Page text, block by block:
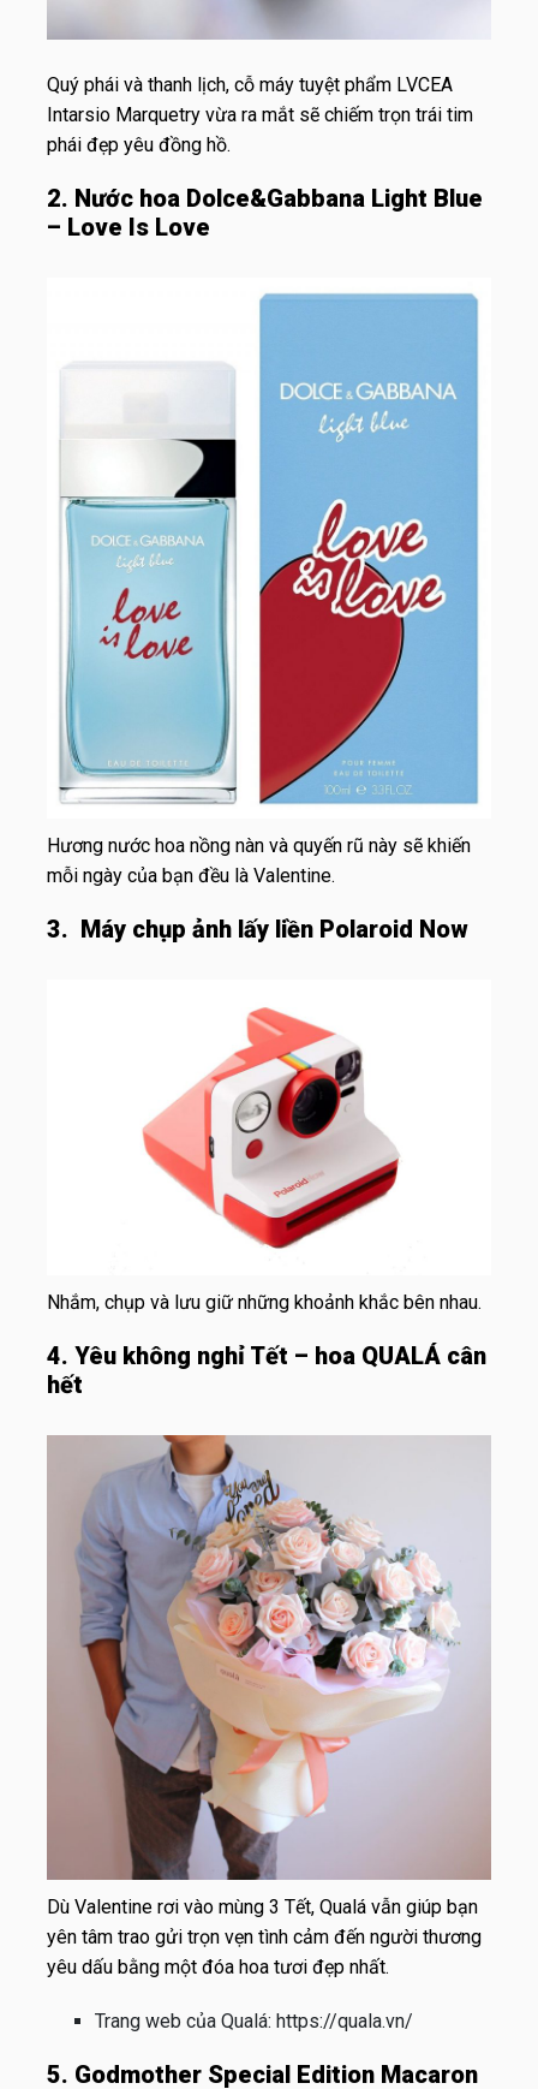
Quý phái và thanh lịch, cỗ máy tuyệt phẩm LVCEA
Intarsio Marquetry vừa ra mắt sẽ chiếm trọn trái tim
phái đẹp yêu đồng hồ.
2. Nước hoa Dolce&Gabbana Light Blue
– Love Is Love
Hương nước hoa nồng nàn và quyến rũ này sẽ khiến
mỗi ngày của bạn đều là Valentine.
3. Máy chụp ảnh lấy liền Polaroid Now
Nhắm, chụp và lưu giữ những khoảnh khắc bên nhau.
4. Yêu không nghỉ Tết – hoa QUALÁ cân
hết
Dù Valentine rơi vào mùng 3 Tết, Qualá vẫn giúp bạn
yên tâm trao gửi trọn vẹn tình cảm đến người thương
yêu dấu bằng một đóa hoa tươi đẹp nhất.
Trang web của Qualá: https://quala.vn/
5. Godmother Special Edition Macaron